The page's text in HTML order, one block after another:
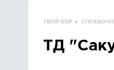
ТВОЙ БОР ▸
ТД